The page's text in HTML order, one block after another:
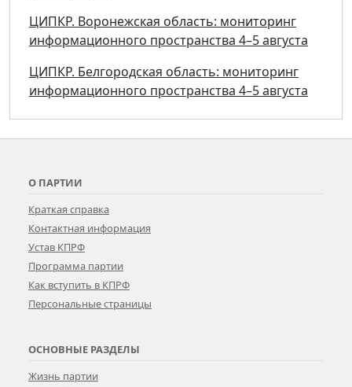
ЦИПКР. Воронежская область: мониторинг
информационного пространства 4–5 августа
ЦИПКР. Белгородская область: мониторинг
информационного пространства 4–5 августа
О ПАРТИИ
Краткая справка
Контактная информация
Устав КПРФ
Программа партии
Как вступить в КПРФ
Персональные страницы
ОСНОВНЫЕ РАЗДЕЛЫ
Жизнь партии